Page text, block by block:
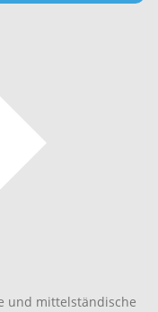
und mittelständische